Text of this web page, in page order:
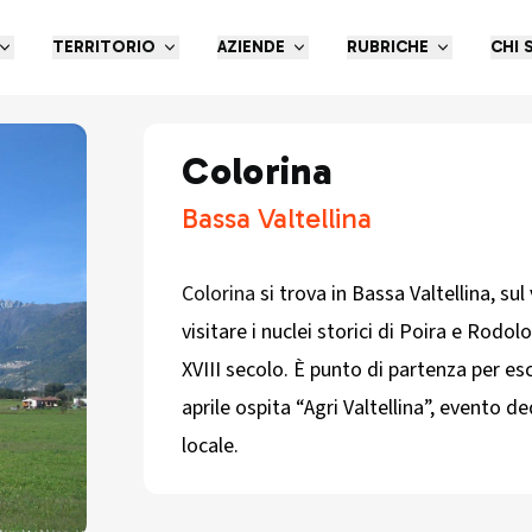
TERRITORIO AZIENDE RUBRICHE CHI
Colorina
Bassa Valtellina
Colorinasi trova in Bassa Valtellina,
visitare i nuclei storici di Poira e
XVIII secolo. È punto di partenza per
aprile ospita “Agri Valtellina”, evento
locale.​